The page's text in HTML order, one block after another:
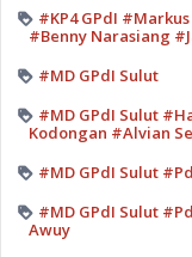
#KP4 GPdI
#Benny Narasiang
#MD GPdI Sulut
#MD GPdI Sulut
Kodongan #Alvian
#MD GPdI Sulut
#MD GPdI Sulut
Awuy